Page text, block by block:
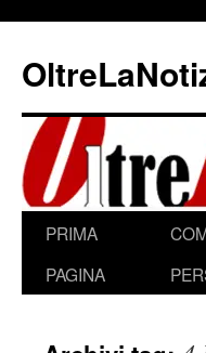
contenuto
PRIMA
PAGINA